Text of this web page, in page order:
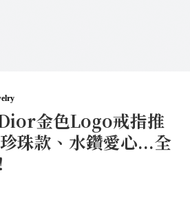
金色Logo戒指推
珠款、水鑽愛心...全